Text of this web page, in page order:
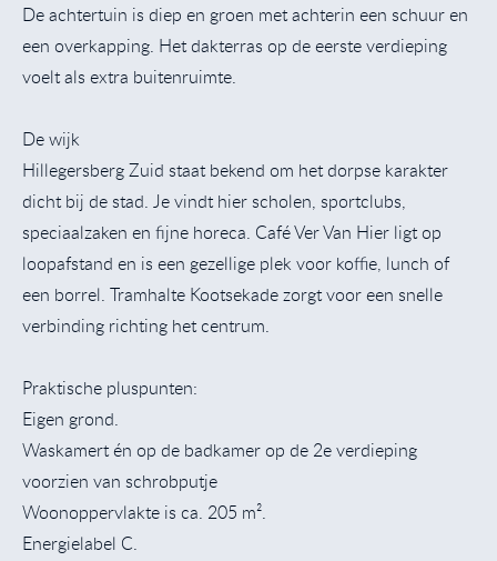
De achtertuin is diep en groen met achterin een schuur en
een overkapping. Het dakterras op de eerste verdieping
voelt als extra buitenruimte.
De wijk
Hillegersberg Zuid staat bekend om het dorpse karakter
dicht bij de stad. Je vindt hier scholen, sportclubs,
speciaalzaken en fijne horeca. Café Ver Van Hier ligt op
loopafstand en is een gezellige plek voor koffie, lunch of
een borrel. Tramhalte Kootsekade zorgt voor een snelle
verbinding richting het centrum.
Praktische pluspunten:
Eigen grond.
Waskamert én op de badkamer op de 2e verdieping
voorzien van schrobputje
Woonoppervlakte is ca. 205 m².
Energielabel C.